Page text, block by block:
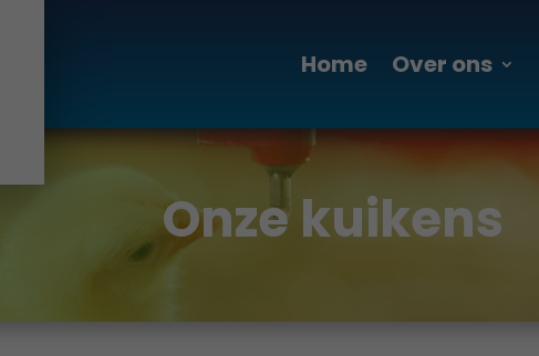
Home Over ons
Onze kuikens